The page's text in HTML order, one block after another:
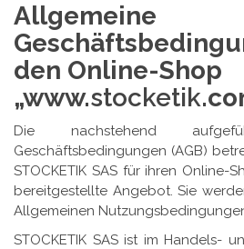
Allgemeine
den Online-Shop
„www.stocketik
Die nachstehend
Geschäftsbedingungen (AGB)
STOCKETIK SAS für ihren Online-
bereitgestellte Angebot. Sie
Allgemeinen
STOCKETIK SAS ist im Handels-